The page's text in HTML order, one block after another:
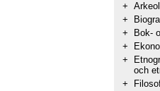
+
+
+
Bok-
+
+
och
+